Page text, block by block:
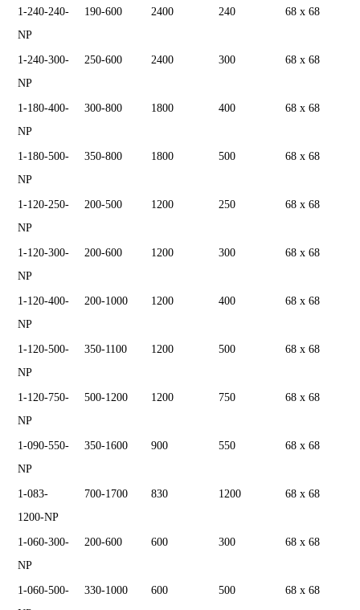
1-240-240-
NP
190-600 2400 240 68 x 68
1-240-300-
NP
250-600 2400 300 68 x 68
1-180-400-
NP
300-800 1800 400 68 x 68
1-180-500-
NP
350-800 1800 500 68 x 68
1-120-250-
NP
200-500 1200 250 68 x 68
1-120-300-
NP
200-600 1200 300 68 x 68
1-120-400-
NP
200-1000 1200 400 68 x 68
1-120-500-
NP
350-1100 1200 500 68 x 68
1-120-750-
NP
500-1200 1200 750 68 x 68
1-090-550-
NP
350-1600 900 550 68 x 68
1-083-
1200-NP
700-1700 830 1200 68 x 68
1-060-300-
NP
200-600 600 300 68 x 68
1-060-500-
330-1000 600 500 68 x 68